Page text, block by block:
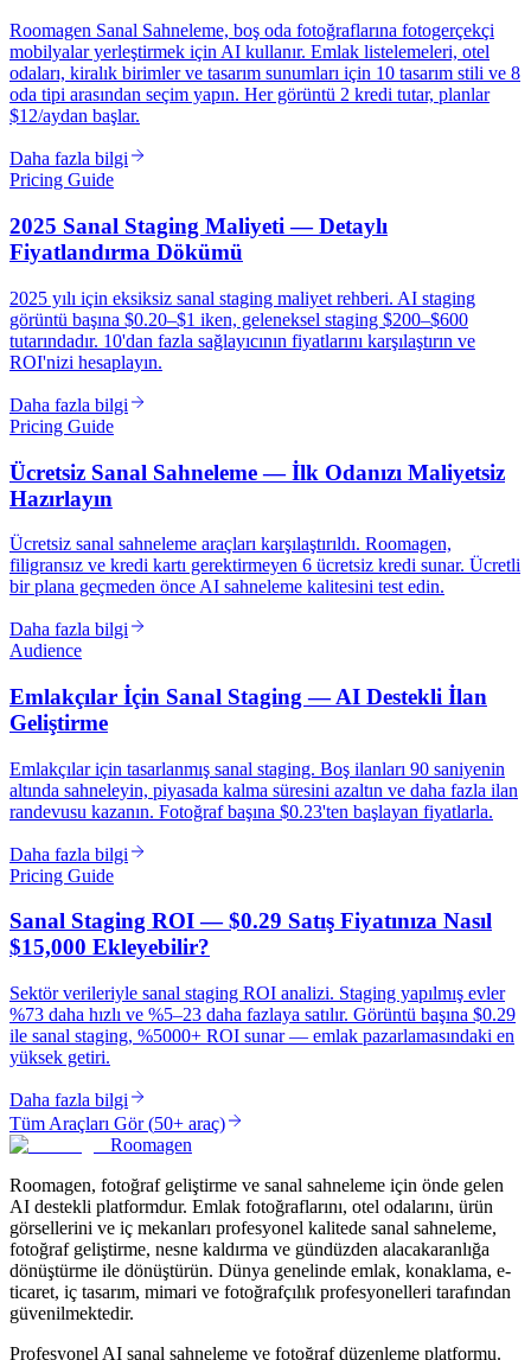
Roomagen Sanal Sahneleme, boş oda fotoğraflarına fotogerçekçi
mobilyalar yerleştirmek için AI kullanır. Emlak listelemeleri, otel
odaları, kiralık birimler ve tasarım sunumları için 10 tasarım stili ve 8
oda tipi arasından seçim yapın. Her görüntü 2 kredi tutar, planlar
$12/aydan başlar.
Daha fazla bilgi
Pricing Guide
2025 Sanal Staging Maliyeti — Detaylı
Fiyatlandırma Dökümü
2025 yılı için eksiksiz sanal staging maliyet rehberi. AI staging
görüntü başına $0.20–$1 iken, geleneksel staging $200–$600
tutarındadır. 10'dan fazla sağlayıcının fiyatlarını karşılaştırın ve
ROI'nizi hesaplayın.
Daha fazla bilgi
Pricing Guide
Ücretsiz Sanal Sahneleme — İlk Odanızı Maliyetsiz
Hazırlayın
Ücretsiz sanal sahneleme araçları karşılaştırıldı. Roomagen,
filigransız ve kredi kartı gerektirmeyen 6 ücretsiz kredi sunar. Ücretli
bir plana geçmeden önce AI sahneleme kalitesini test edin.
Daha fazla bilgi
Audience
Emlakçılar İçin Sanal Staging — AI Destekli İlan
Geliştirme
Emlakçılar için tasarlanmış sanal staging. Boş ilanları 90 saniyenin
altında sahneleyin, piyasada kalma süresini azaltın ve daha fazla ilan
randevusu kazanın. Fotoğraf başına $0.23'ten başlayan fiyatlarla.
Daha fazla bilgi
Pricing Guide
Sanal Staging ROI — $0.29 Satış Fiyatınıza Nasıl
$15,000 Ekleyebilir?
Sektör verileriyle sanal staging ROI analizi. Staging yapılmış evler
%73 daha hızlı ve %5–23 daha fazlaya satılır. Görüntü başına $0.29
ile sanal staging, %5000+ ROI sunar — emlak pazarlamasındaki en
yüksek getiri.
Daha fazla bilgi
Tüm Araçları Gör(50+ araç)
Roomagen
Roomagen, fotoğraf geliştirme ve sanal sahneleme için önde gelen
AI destekli platformdur. Emlak fotoğraflarını, otel odalarını, ürün
görsellerini ve iç mekanları profesyonel kalitede sanal sahneleme,
fotoğraf geliştirme, nesne kaldırma ve gündüzden alacakaranlığa
dönüştürme ile dönüştürün. Dünya genelinde emlak, konaklama, e-
ticaret, iç tasarım, mimari ve fotoğrafçılık profesyonelleri tarafından
güvenilmektedir.
Profesyonel AI sanal sahneleme ve fotoğraf düzenleme platformu.